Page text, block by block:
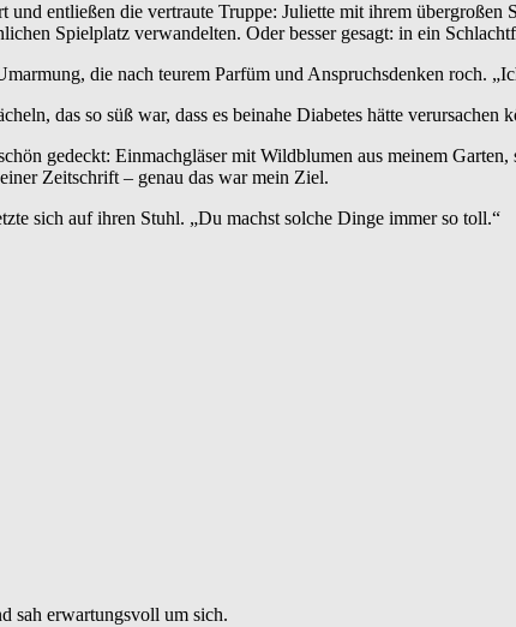
entließen die vertraute Truppe: Juliette mit ihrem
Spielplatz verwandelten. Oder besser gesagt: in ein
die nach teurem Parfüm und Anspruchsdenken roch.
das so süß war, dass es beinahe Diabetes hätte verursachen
gedeckt: Einmachgläser mit Wildblumen aus meinem
Zeitschrift – genau das war mein Ziel.
sich auf ihren Stuhl. „Du machst solche Dinge immer so toll.“
sah erwartungsvoll um sich.